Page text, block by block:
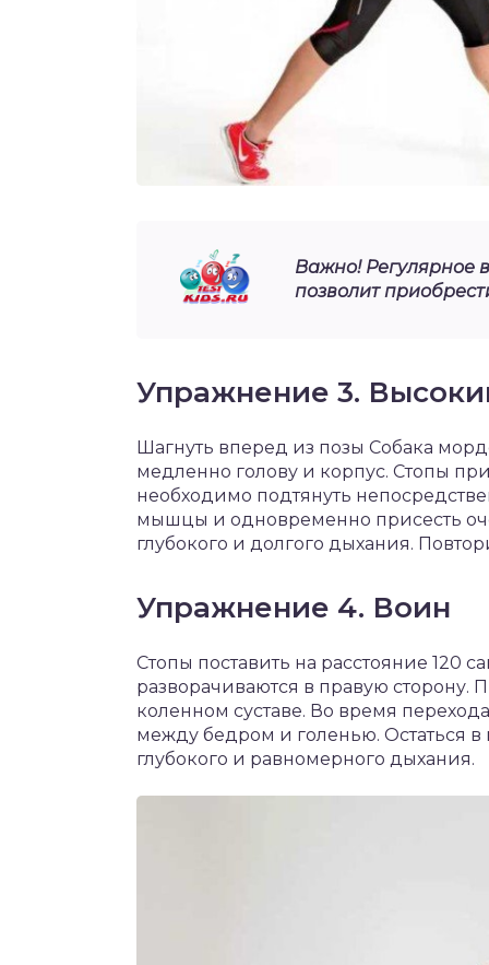
Важно! Регулярное
позволит
Упражнение 3.
Шагнуть вперед из позы Собака
медленно голову и корпус. Стопы
необходимо подтянуть
мышцы и одновременно присесть
глубокого и долгого дыхания.
Упражнение 4. Воин
Стопы поставить на расстояние 120
разворачиваются в правую сторону.
коленном суставе. Во время
между бедром и голенью. Остаться
глубокого и равномерного дыхания.